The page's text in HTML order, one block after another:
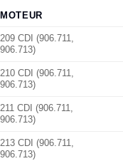
MOTEUR
209 CDI (906.711,
906.713)
210 CDI (906.711,
906.713)
211 CDI (906.711,
906.713)
213 CDI (906.711,
906.713)